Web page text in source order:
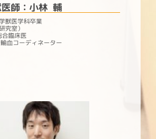
師：小林 輔
獣医学科卒業
究室）
臨床医
血コーディネーター